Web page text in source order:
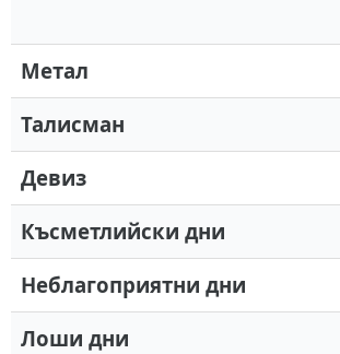
Метал
Талисман
Девиз
Късметлийски дни
Неблагоприятни дни
Лоши дни